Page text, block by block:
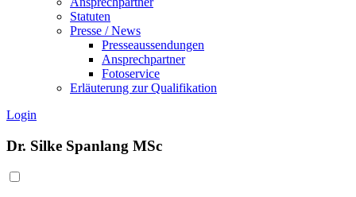
Statuten
Presse / News
Presseaussendungen
Ansprechpartner
Fotoservice
Erläuterung zur Qualifikation
Login
Dr. Silke Spanlang MSc